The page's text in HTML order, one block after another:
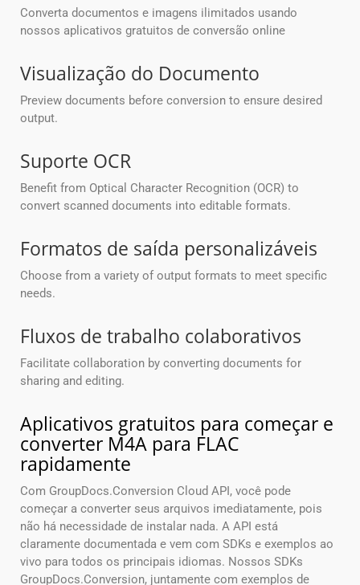
Converta documentos e imagens ilimitados usando
nossos aplicativos gratuitos de conversão online
Visualização do Documento
Preview documents before conversion to ensure desired
output.
Suporte OCR
Benefit from Optical Character Recognition (OCR) to
convert scanned documents into editable formats.
Formatos de saída personalizáveis
Choose from a variety of output formats to meet specific
needs.
Fluxos de trabalho colaborativos
Facilitate collaboration by converting documents for
sharing and editing.
Aplicativos gratuitos para começar e
converter M4A para FLAC
rapidamente
Com GroupDocs.Conversion Cloud API, você pode
começar a converter seus arquivos imediatamente, pois
não há necessidade de instalar nada. A API está
claramente documentada e vem com SDKs e exemplos ao
vivo para todos os principais idiomas. Nossos SDKs
GroupDocs.Conversion, juntamente com exemplos de